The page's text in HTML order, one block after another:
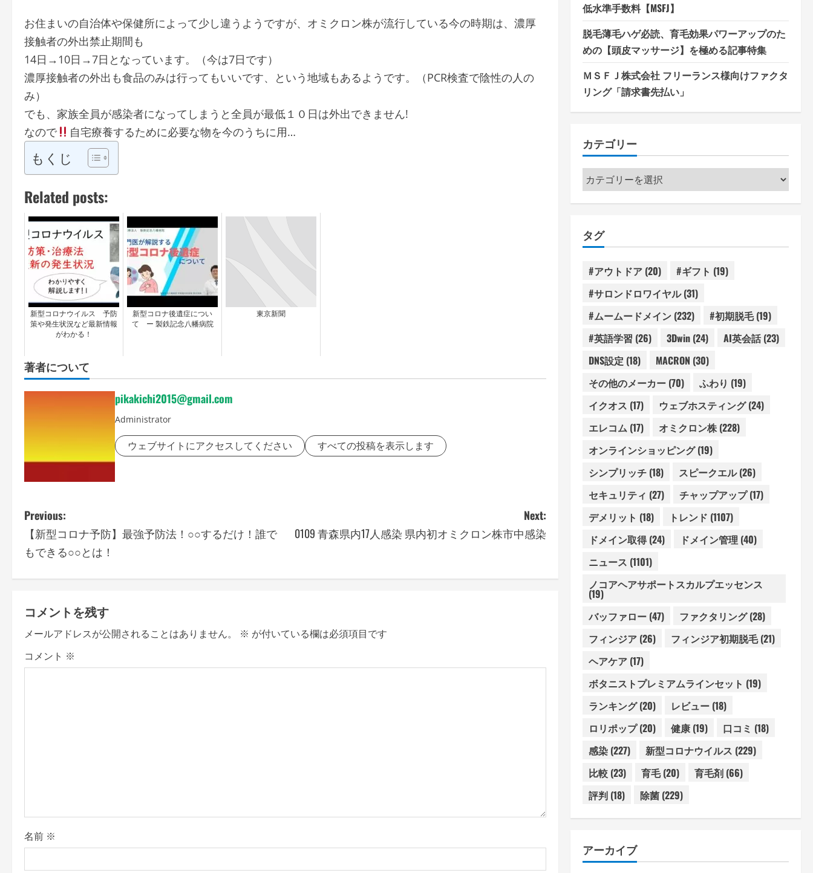
お住まいの自治体や保健所によって少し違うようですが、オミクロン株が流行している今の時期は、濃厚
接触者の外出禁止期間も
14日→10日→7日となっています。（今は7日です）
濃厚接触者の外出も食品のみは行ってもいいです、という地域もあるようです。（PCR検査で陰性の人の
み）
でも、家族全員が感染者になってしまうと全員が最低１０日は外出できません!
なので
自宅療養するために必要な物を今のうちに用…
もくじ
Related posts:
新型コロナウイルス 予防
策や発生状況など最新情報
がわかる！
新型コロナ後遺症につい
て ー 製鉄記念八幡病院
東京新聞
著者について
pikakichi2015@gmail.com
Administrator
ウェブサイトにアクセスしてください すべての投稿を表示します
P
o
n
a
v
o
n
Previous:
【新型コロナ予防】最強予防法！○○するだけ！誰で
もできる○○とは！
Next:
0109 青森県内17人感染 県内初オミクロン株市中感染
コメントを残す
メールアドレスが公開されることはありません。 ※ が付いている欄は必須項目です
コメント ※
名前 ※
低水準手数料【MSFJ】
脱毛薄毛ハゲ必読、育毛効果パワーアップのた
めの【頭皮マッサージ】を極める記事特集
ＭＳＦＪ株式会社 フリーランス様向けファクタ
リング「請求書先払い」
カテゴリー
カ
テ
ー
タグ
#アウトドア(20) #ギフト (19)
#サロンドロワイヤル(31)
#ムームードメイン(232) #初期脱毛(19)
#英語学習 (26) 3Dwin(24) AI英会話(23)
DNS設定 (18) MACRON (30)
その他のメーカー(70) ふわり (19)
イクオス (17) ウェブホスティング(24)
エレコム(17) オミクロン株(228)
オンラインショッピング(19)
シンプリッチ(18) スピークエル(26)
セキュリティ (27) チャップアップ(17)
デメリット (18) トレンド (1107)
ドメイン取得(24) ドメイン管理 (40)
ニュース (1101)
ノコアヘアサポートスカルプエッセンス
(19)
バッファロー(47) ファクタリング(28)
フィンジア(26) フィンジア初期脱毛(21)
ヘアケア(17)
ボタニストプレミアムラインセット (19)
ランキング(20) レビュー(18)
ロリポップ(20) 健康(19) 口コミ (18)
感染(227) 新型コロナウイルス (229)
比較(23) 育毛(20) 育毛剤(66)
評判(18) 除菌(229)
アーカイブ